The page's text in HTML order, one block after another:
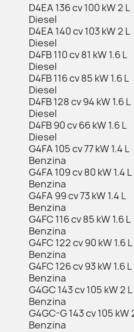
D4EA 136 cv 100 kW 2 L
Diesel
D4EA 140 cv 103 kW 2 L
Diesel
D4FB 110 cv 81 kW 1.6 L
Diesel
D4FB 116 cv 85 kW 1.6 L
Diesel
D4FB 128 cv 94 kW 1.6 L
Diesel
D4FB 90 cv 66 kW 1.6 L
Diesel
G4FA 105 cv 77 kW 1.4 L
Benzina
G4FA 109 cv 80 kW 1.4 L
Benzina
G4FA 99 cv 73 kW 1.4 L
Benzina
G4FC 116 cv 85 kW 1.6 L
Benzina
G4FC 122 cv 90 kW 1.6 L
Benzina
G4FC 126 cv 93 kW 1.6 L
Benzina
G4GC 143 cv 105 kW 2 L
Benzina
G4GC-G 143 cv 105 kW
Benzina